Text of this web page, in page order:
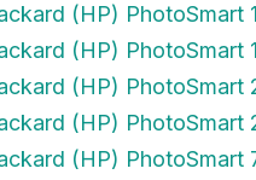
(HP) PhotoSmart
(HP) PhotoSmart
(HP) PhotoSmart
(HP) PhotoSmart
(HP) PhotoSmart